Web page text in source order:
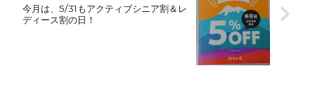
今月は、5/31もアクティブシニア割＆レ
ディース割の日！